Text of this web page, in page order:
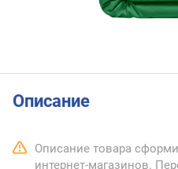
Описание
Описание товара
интернет-магазинов.